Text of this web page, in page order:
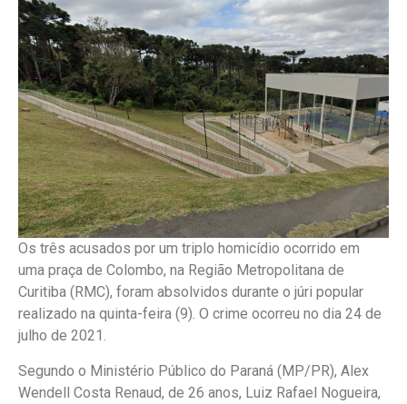
Os três acusados por um triplo homicídio ocorrido em
uma praça de Colombo, na Região Metropolitana de
Curitiba (RMC), foram absolvidos durante o júri popular
realizado na quinta-feira (9). O crime ocorreu no dia 24 de
julho de 2021.
Segundo o Ministério Público do Paraná (MP/PR), Alex
Wendell Costa Renaud, de 26 anos, Luiz Rafael Nogueira,